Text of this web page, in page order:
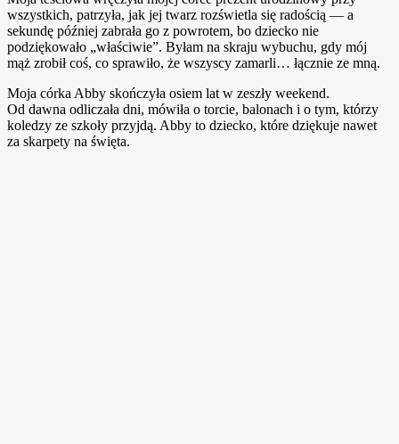
wszystkich, patrzyła, jak jej twarz rozświetla się radością — a
sekundę później zabrała go z powrotem, bo dziecko nie
podziękowało „właściwie”. Byłam na skraju wybuchu, gdy mój
mąż zrobił coś, co sprawiło, że wszyscy zamarli… łącznie ze mną.
Moja córka Abby skończyła osiem lat w zeszły weekend.
Od dawna odliczała dni, mówiła o torcie, balonach i o tym, którzy
koledzy ze szkoły przyjdą. Abby to dziecko, które dziękuje nawet
za skarpety na święta.